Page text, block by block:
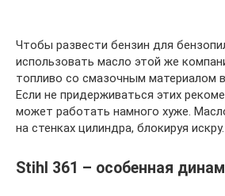
Чтобы развести бензин для
использовать масло этой же
топливо со смазочным материалом
Если не придерживаться этих
может работать намного хуже.
на стенках цилиндра, блокируя искру.
Stihl 361 – особенная